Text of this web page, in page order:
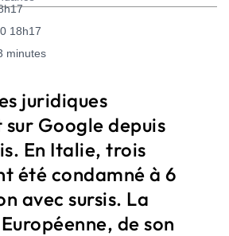
18h17
minutes
juridiques
sur Google depuis
En Italie, trois
été condamné à 6
avec sursis. La
de son